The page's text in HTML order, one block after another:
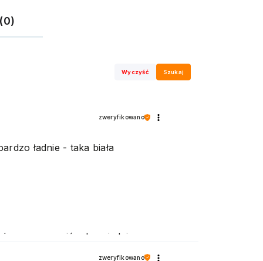
Wyczyść Szukaj
zapewnić odpowiednią
zweryfikowano
ładnie - taka biała
zweryfikowano